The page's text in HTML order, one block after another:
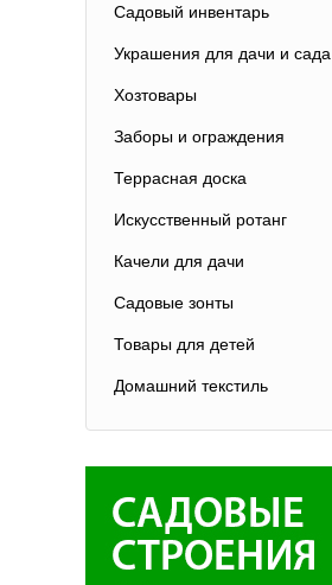
Садовый инвентарь
Украшения для дачи и сада
Хозтовары
Заборы и ограждения
Террасная доска
Искусственный ротанг
Качели для дачи
Садовые зонты
Товары для детей
Домашний текстиль